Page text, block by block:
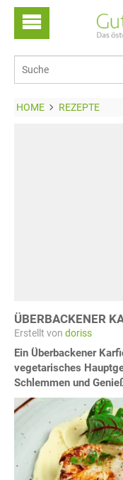
HOME REZEPTE
ÜBERBACKENER
Erstellt von doriss
Ein Überbackener
vegetarisches
Schlemmen und